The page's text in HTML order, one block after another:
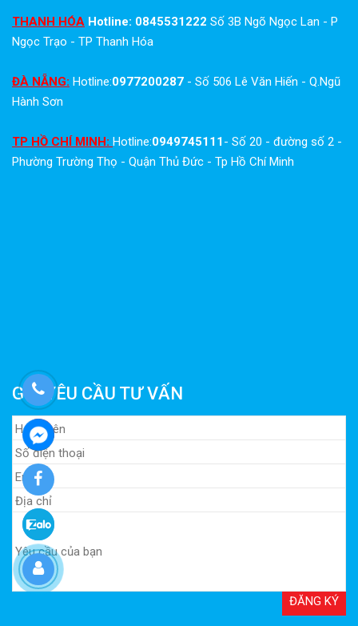
THANH HÓA Hotline: 0845531222 Số 3B Ngõ Ngọc Lan - P
Ngọc Trạo - TP Thanh Hóa
ĐÀ NẴNG: Hotline:0977200287 - Số 506 Lê Văn Hiến - Q.Ngũ
Hành Sơn
TP HỒ CHÍ MINH: Hotline:0949745111- Số 20 - đường số 2 -
Phường Trường Thọ - Quận Thủ Đức - Tp Hồ Chí Minh
GỬI YÊU CẦU TƯ VẤN